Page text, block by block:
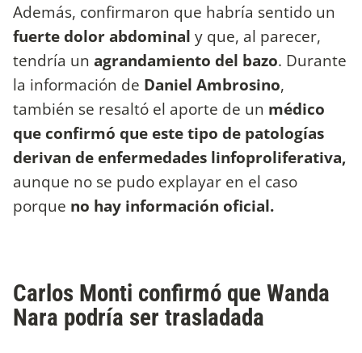
Además, confirmaron que habría sentido un
fuerte dolor abdominal y que, al parecer,
tendría un agrandamiento del bazo. Durante
la información de Daniel Ambrosino,
también se resaltó el aporte de un médico
que confirmó que este tipo de patologías
derivan de enfermedades linfoproliferativa,
aunque no se pudo explayar en el caso
porque no hay información oficial.
Carlos Monti confirmó que Wanda
Nara podría ser trasladada